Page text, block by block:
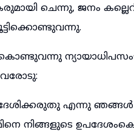
ചെന്നു, ജനം
എന്നു ഞങ്ങൾ
നിങ്ങളുടെ